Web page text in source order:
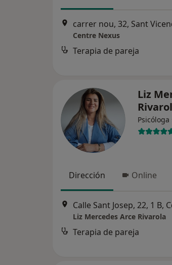
carrer nou, 32, Sant
Centre Nexus
Terapia de pareja
Liz
Psicóloga
Dirección Online
Liz Mercedes Arce Rivarola
Terapia de pareja